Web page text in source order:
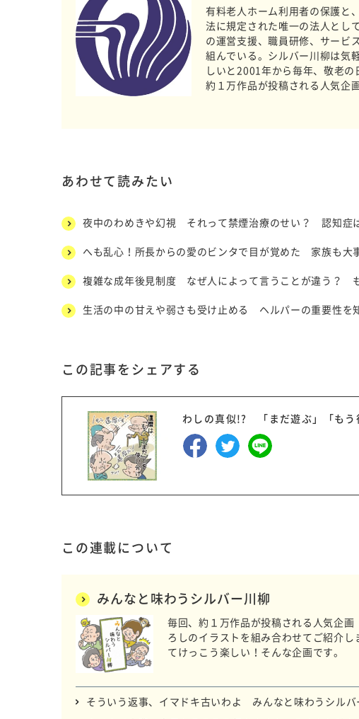
有料老人ホーム利用者の保護と
法に規定された唯一の法人とし
の運営支援、職員研修、サービ
組んでいる。シルバー川柳は気
しいと2001年から毎年、敬老
約１万作品が投稿される人気企
あわせて読みたい
夜中のわめきや幻視 それって禁煙治療のせい？ 認知症
へも乱心！所長からの愛のビンタで目が覚めた 家族も大
複雑な成年後見制度 なぜ人によって言うことが違う？
生活の中の甘えや弱さも受け止める ヘルパーの重要性を
この記事をシェアする
わしの真似!? 「まだ遊ぶ」「も
この連載について
みんなと味わうシルバー川柳
毎回、約１万作品が投稿される人気企
ろしのイラストを組み合わせてご紹介
てけっこう楽しい！そんな企画です。
そういう返事、イマドキ古いわよ みんなと味わうシルバ